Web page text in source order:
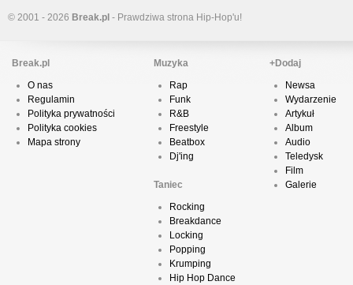
© 2001 - 2026 Break.pl - Prawdziwa strona Hip-Hop'u!
Break.pl
O nas
Regulamin
Polityka prywatności
Polityka cookies
Mapa strony
Muzyka
Rap
Funk
R&B
Freestyle
Beatbox
Dj'ing
Taniec
Rocking
Breakdance
Locking
Popping
Krumping
Hip Hop Dance
+Dodaj
Newsa
Wydarzenie
Artykuł
Album
Audio
Teledysk
Film
Galerie